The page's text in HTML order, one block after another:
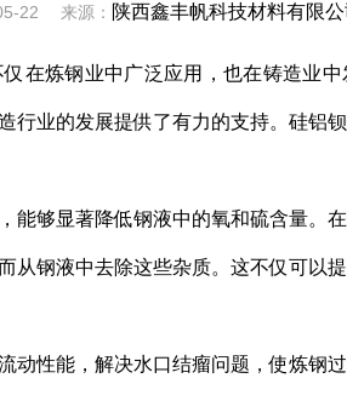
22 来源： 陕西鑫丰帆科技材料有限公
炼钢业中广泛应用，也在铸造业中
行业的发展提供了有力的支持。硅铝
够显著降低钢液中的氧和硫含量。
从钢液中去除这些杂质。这不仅可以
性能，解决水口结瘤问题，使炼钢